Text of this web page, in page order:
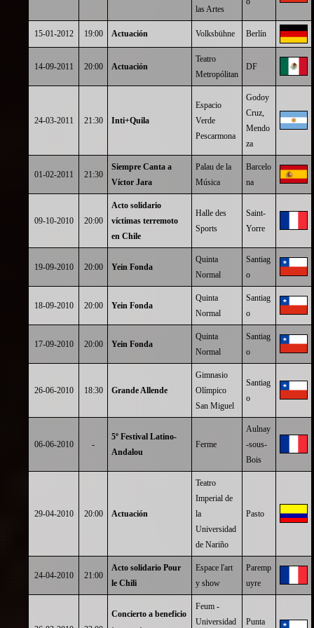
las Artes
15-01-2012 19:00 Actuación Volksbühne Berlín
14-09-2011 20:00 Actuación
Teatro
Metropólitan
DF
24-03-2011 21:30 Inti+Quila
Espacio
Verde
Pescarmona
Godoy
Cruz,
Mendo
za
01-02-2011 21:30
Siempre Canta a
Víctor Jara
Palau de la
Música
Barcelo
na
09-10-2010 20:00
Acto solidario
víctimas terremoto
en Chile
Halle des
Sports
Saint-
Yorre
19-09-2010 20:00 Yein Fonda
Quinta
Normal
Santiag
o
18-09-2010 20:00 Yein Fonda
Quinta
Normal
Santiag
o
17-09-2010 20:00 Yein Fonda
Quinta
Normal
Santiag
o
26-06-2010 18:30 Grande Allende
Gimnasio
Olímpico
San Miguel
Santiag
o
06-06-2010 -
5º Festival Latino-
Andalou
Ferme
Aulnay
-sous-
Bois
29-04-2010 20:00 Actuación
Teatro
Imperial de
la
Universidad
de Nariño
Pasto
24-04-2010 21:00
Acto solidario Pour
le Chili
Espace l'art
y show
Paremp
uyre
Concierto a beneficio
Feum -
Universidad
Punta